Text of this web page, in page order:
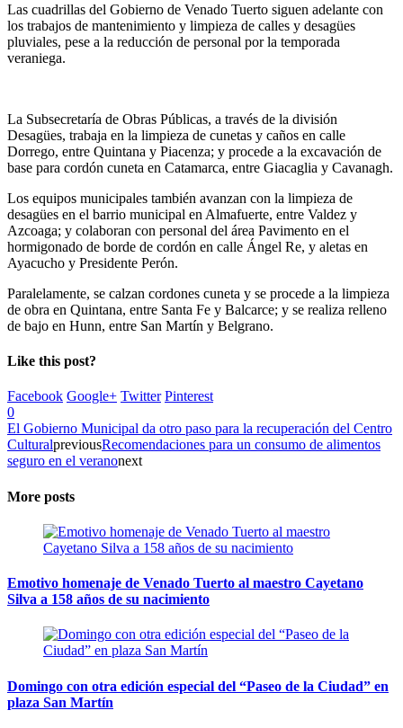
Las cuadrillas del Gobierno de Venado Tuerto siguen adelante con
los trabajos de mantenimiento y limpieza de calles y desagües
pluviales, pese a la reducción de personal por la temporada
veraniega.
La Subsecretaría de Obras Públicas, a través de la división
Desagües, trabaja en la limpieza de cunetas y caños en calle
Dorrego, entre Quintana y Piacenza; y procede a la excavación de
base para cordón cuneta en Catamarca, entre Giacaglia y Cavanagh.
Los equipos municipales también avanzan con la limpieza de
desagües en el barrio municipal en Almafuerte, entre Valdez y
Azcoaga; y colaboran con personal del área Pavimento en el
hormigonado de borde de cordón en calle Ángel Re, y aletas en
Ayacucho y Presidente Perón.
Paralelamente, se calzan cordones cuneta y se procede a la limpieza
de obra en Quintana, entre Santa Fe y Balcarce; y se realiza relleno
de bajo en Hunn, entre San Martín y Belgrano.
Like this post?
Facebook Google+ Twitter Pinterest
0
El Gobierno Municipal da otro paso para la recuperación del Centro
CulturalpreviousRecomendaciones para un consumo de alimentos
seguro en el veranonext
More posts
Emotivo homenaje de Venado Tuerto al maestro Cayetano
Silva a 158 años de su nacimiento
Domingo con otra edición especial del “Paseo de la Ciudad” en
plaza San Martín